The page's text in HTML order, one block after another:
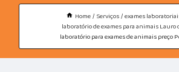
Home Serviços exames
laboratório de exames para animais Lauro
laboratório para exames de animais preço